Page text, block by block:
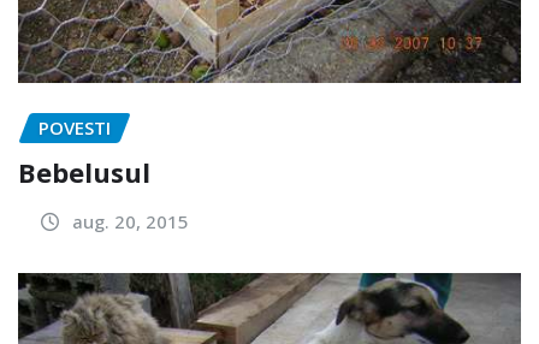
POVESTI
Bebelusul
aug. 20, 2015